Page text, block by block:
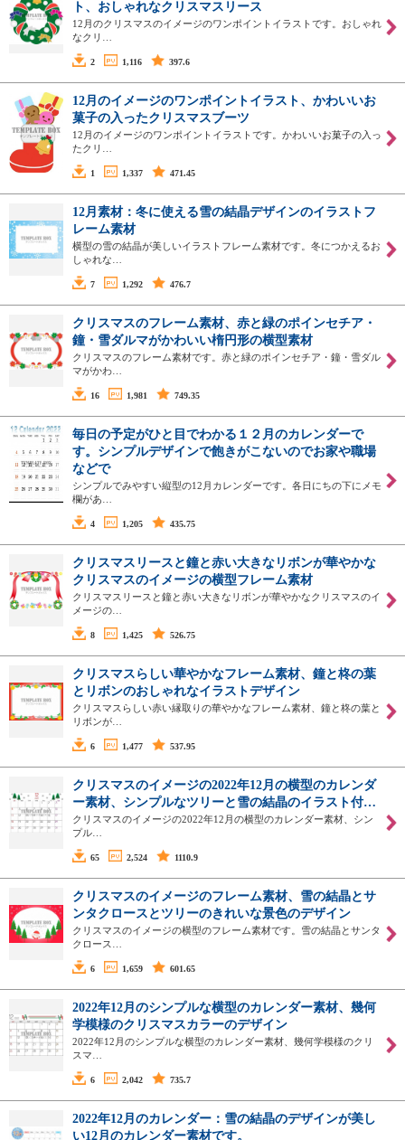
ト、おしゃれなクリスマスリース
12月のクリスマスのイメージのワンポイントイラストです。おしゃれ
なクリ…
2 1,116 397.6
12月のイメージのワンポイントイラスト、かわいいお
菓子の入ったクリスマスブーツ
12月のイメージのワンポイントイラストです。かわいいお菓子の入っ
たクリ…
1 1,337 471.45
12月素材：冬に使える雪の結晶デザインのイラストフ
レーム素材
横型の雪の結晶が美しいイラストフレーム素材です。冬につかえるお
しゃれな…
7 1,292 476.7
クリスマスのフレーム素材、赤と緑のポインセチア・
鐘・雪ダルマがかわいい楕円形の横型素材
クリスマスのフレーム素材です。赤と緑のポインセチア・鐘・雪ダル
マがかわ…
16 1,981 749.35
毎日の予定がひと目でわかる１２月のカレンダーで
す。シンプルデザインで飽きがこないのでお家や職場
などで
シンプルでみやすい縦型の12月カレンダーです。各日にちの下にメモ
欄があ…
4 1,205 435.75
クリスマスリースと鐘と赤い大きなリボンが華やかな
クリスマスのイメージの横型フレーム素材
クリスマスリースと鐘と赤い大きなリボンが華やかなクリスマスのイ
メージの…
8 1,425 526.75
クリスマスらしい華やかなフレーム素材、鐘と柊の葉
とリボンのおしゃれなイラストデザイン
クリスマスらしい赤い縁取りの華やかなフレーム素材、鐘と柊の葉と
リボンが…
6 1,477 537.95
クリスマスのイメージの2022年12月の横型のカレンダ
ー素材、シンプルなツリーと雪の結晶のイラスト付…
クリスマスのイメージの2022年12月の横型のカレンダー素材、シン
プル…
65 2,524 1110.9
クリスマスのイメージのフレーム素材、雪の結晶とサ
ンタクロースとツリーのきれいな景色のデザイン
クリスマスのイメージの横型のフレーム素材です。雪の結晶とサンタ
クロース…
6 1,659 601.65
2022年12月のシンプルな横型のカレンダー素材、幾何
学模様のクリスマスカラーのデザイン
2022年12月のシンプルな横型のカレンダー素材、幾何学模様のクリ
スマ…
6 2,042 735.7
2022年12月のカレンダー：雪の結晶のデザインが美し
い12月のカレンダー素材です。